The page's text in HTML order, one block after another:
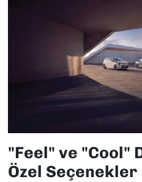
"Feel" ve "Cool"
Özel Seçenekler